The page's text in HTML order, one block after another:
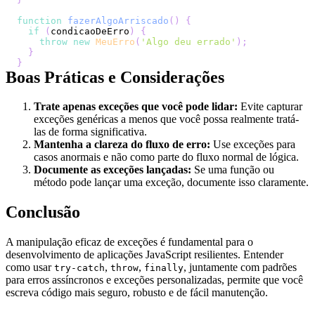
function
fazerAlgoArriscado ( )
{
if
( condicaoDeErro )
{
throw new MeuErro ( 'Algo deu errado' ) ;
}
}
Boas Práticas e Considerações
Trate apenas exceções que você pode lidar: Evite capturar
exceções genéricas a menos que você possa realmente tratá-
las de forma significativa.
Mantenha a clareza do fluxo de erro: Use exceções para
casos anormais e não como parte do fluxo normal de lógica.
Documente as exceções lançadas: Se uma função ou
método pode lançar uma exceção, documente isso claramente.
Conclusão
A manipulação eficaz de exceções é fundamental para o
desenvolvimento de aplicações JavaScript resilientes. Entender
como usar try-catch, throw, finally, juntamente com padrões
para erros assíncronos e exceções personalizadas, permite que você
escreva código mais seguro, robusto e de fácil manutenção.